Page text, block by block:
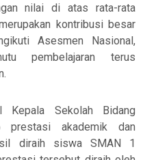
nilai di atas rata-rata
kontribusi besar
Asesmen Nasional,
pembelajaran terus
Kepala Sekolah Bidang
prestasi akademik dan
diraih siswa SMAN 1